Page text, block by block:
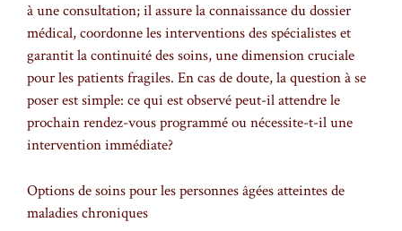
à une consultation; il assure la connaissance du dossier
médical, coordonne les interventions des spécialistes et
garantit la continuité des soins, une dimension cruciale
pour les patients fragiles. En cas de doute, la question à se
poser est simple: ce qui est observé peut-il attendre le
prochain rendez-vous programmé ou nécessite-t-il une
intervention immédiate?
Options de soins pour les personnes âgées atteintes de
maladies chroniques